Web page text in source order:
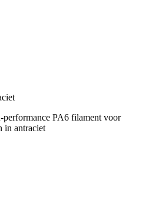
performance PA6 filament voor
in antraciet